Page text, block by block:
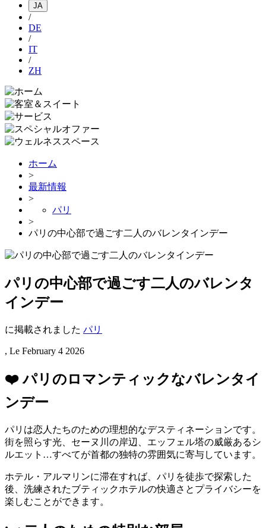
JA
/
DE
/
IT
/
ZH
ホーム
>
最新情報
>
パリ
>
パリの中心部で過ごす二人のバレンタインデー
パリの中心部で過ごす二人のバレンタ
インデー
に掲載されました パリ
, Le February 4 2026
❤️ パリのロマンティックなバレンタイ
ンデー
パリは恋人たちのための理想的なデスティネーションです。
街を照らす光、セーヌ川の岸辺、エッフェル塔の威厳あるシ
ルエット…すべてが首都の独特の雰囲気に寄与しています。
ホテル・アルマリンに滞在すれば、パリを徒歩で探索した
後、洗練されたブティックホテルの快適さとプライバシーを
楽しむことができます。